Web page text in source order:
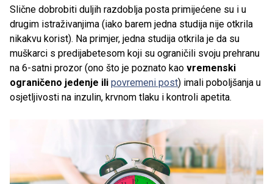
Slične dobrobiti duljih razdoblja posta primijećene su i u
drugim istraživanjima (iako barem jedna studija nije otkrila
nikakvu korist). Na primjer, jedna studija otkrila je da su
muškarci s predijabetesom koji su ograničili svoju prehranu
na 6-satni prozor (ono što je poznato kao vremenski
ograničeno jedenje ili povremeni post) imali poboljšanja u
osjetljivosti na inzulin, krvnom tlaku i kontroli apetita.